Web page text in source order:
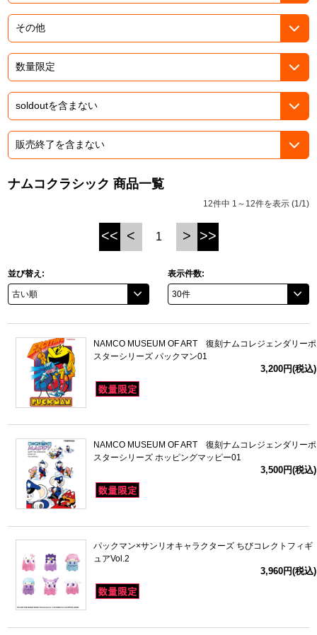
電音部
鉄拳
太鼓の達人
ACE COMBAT
ナムコクラシック
ドラゴンボール
ラブライブ！
ラブライブ！サンシャイン‼
ラブライブ！スーパースター!!
アイドリッシュセブン
モフモフパレード
ナムコクラシック 商品一覧
12件中 1～12件を表示 (1/1)
<< < 1 > >>
並び替え: 表示件数:
NAMCO MUSEUM OF ART 復刻ナムコレジェンダリーポ
スターシリーズ パックマン01
3,200円(税込)
NAMCO MUSEUM OF ART 復刻ナムコレジェンダリーポ
スターシリーズ ホッピングマッピー01
3,500円(税込)
パックマン×サンリオキャラクターズ ちびコレクトフィギ
ュアVol.2
3,960円(税込)